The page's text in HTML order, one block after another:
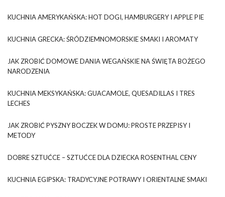
KUCHNIA AMERYKAŃSKA: HOT DOGI, HAMBURGERY I APPLE PIE
KUCHNIA GRECKA: ŚRÓDZIEMNOMORSKIE SMAKI I AROMATY
JAK ZROBIĆ DOMOWE DANIA WEGAŃSKIE NA ŚWIĘTA BOŻEGO
NARODZENIA
KUCHNIA MEKSYKAŃSKA: GUACAMOLE, QUESADILLAS I TRES
LECHES
JAK ZROBIĆ PYSZNY BOCZEK W DOMU: PROSTE PRZEPISY I
METODY
DOBRE SZTUĆCE – SZTUĆCE DLA DZIECKA ROSENTHAL CENY
KUCHNIA EGIPSKA: TRADYCYJNE POTRAWY I ORIENTALNE SMAKI